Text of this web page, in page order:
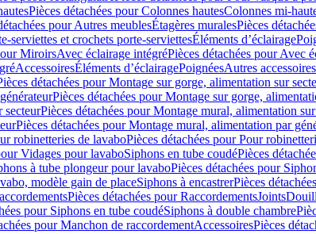
Pièces détachées pour Colonnes hautesColonnes mi-
pour Autres meublesÉtagères muralesPièces
serviettes et crochets porte-serviettesÉléments d’éclairage
MiroirsAvec éclairage intégréPièces détachées pour Avec
AccessoiresÉléments d’éclairagePoignéesAutres accessoires
détachées pour Montage sur gorge, alimentation sur
Pièces détachées pour Montage sur gorge,
secteurPièces détachées pour Montage mural, alimentation
Pièces détachées pour Montage mural, alimentation par
robinetteries de lavaboPièces détachées pour Pour
Vidages pour lavaboSiphons en tube coudéPièces
à tube plongeur pour lavaboPièces détachées pour
modèle gain de placeSiphons à encastrerPièces
Pièces détachées pour RaccordementsJoints
pour Siphons en tube coudéSiphons à double chambre
pour Manchon de raccordementAccessoiresPièces